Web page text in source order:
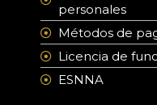
personales
Métodos de
Licencia de
ESNNA